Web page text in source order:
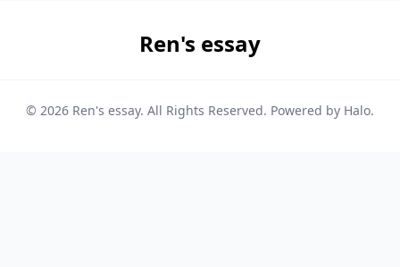
Ren's essay
© 2026 Ren's essay. All Rights Reserved. Powered by Halo.